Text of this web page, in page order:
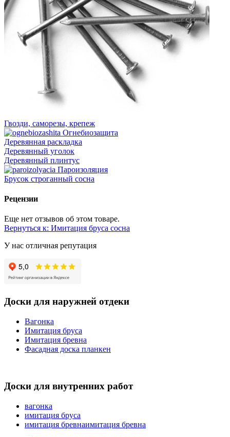
Гвозди, саморезы, крепеж
Огнебиозащита
Деревянная раскладка
Деревянный уголок
Деревянный плинтус
Пароизоляция
Брусок строганный сосна
Рецензии
Еще нет отзывов об этом товаре.
Вернуться к: Имитация бруса сосна
У нас отличная репутация
Доски для наружней отдеки
Вагонка
Имитация бруса
Имитация бревна
Фасадная доска планкен
Доски для внутренних работ
вагонка
имитация бруса
имитация бревнаимитация бревна